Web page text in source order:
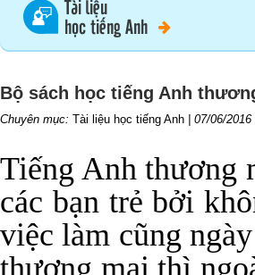
Tài liệu
học tiếng Anh
Bộ sách học tiếng Anh
Chuyên mục: Tài liệu học tiếng Anh 07/06/2016
Tiếng Anh thương
các bạn trẻ bởi
việc làm cũng
thương mại thì